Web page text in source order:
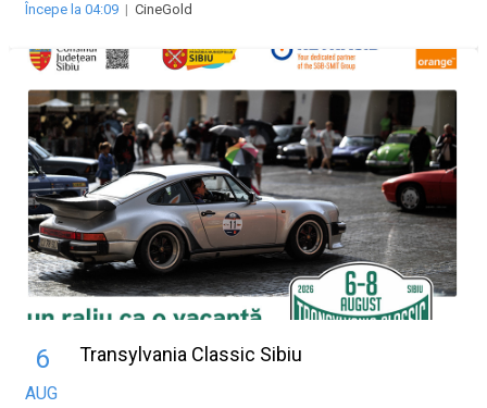
Începe la 04:09 | CineGold
6
AUG
Transylvania Classic Sibiu